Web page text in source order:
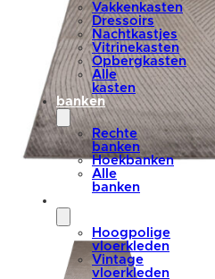
Vakkenkasten
Dressoirs
Nachtkastjes
Vitrinekasten
Opbergkasten
Alle
kasten
banken
Rechte
banken
Hoekbanken
Alle
banken
Hoogpolige
vloerkleden
Vintage
vloerkleden